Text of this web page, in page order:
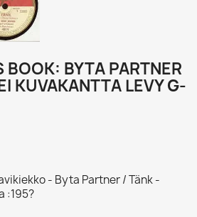
BOOK: BYTA PARTNER
KUVAKANTTA LEVY G-
- Byta Partner / Tänk -
:195?